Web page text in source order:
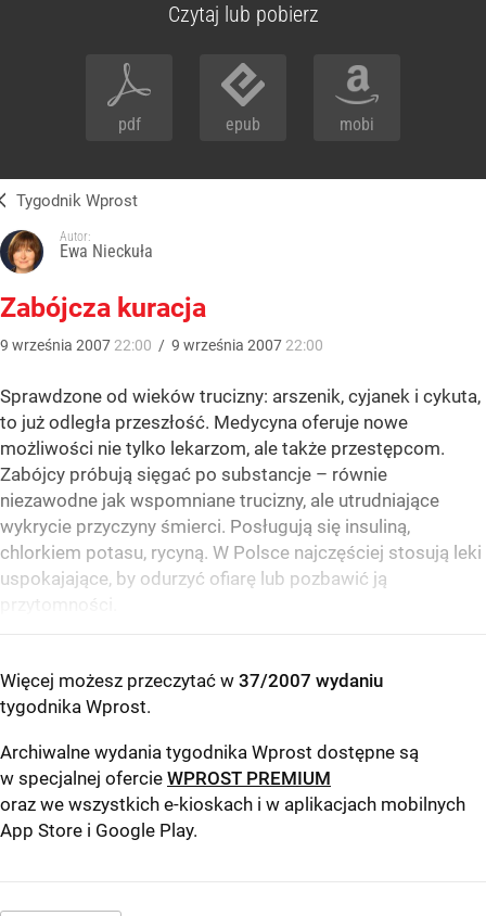
Czytaj lub pobierz
pdf epub mobi
Tygodnik Wprost
Autor:
Ewa Nieckuła
Zabójcza kuracja
9 września 2007 22:00 / 9 września 2007 22:00
Sprawdzone od wieków trucizny: arszenik, cyjanek i cykuta,
to już odległa przeszłość. Medycyna oferuje nowe
możliwości nie tylko lekarzom, ale także przestępcom.
Zabójcy próbują sięgać po substancje – równie
niezawodne jak wspomniane trucizny, ale utrudniające
wykrycie przyczyny śmierci. Posługują się insuliną,
chlorkiem potasu, rycyną. W Polsce najczęściej stosują leki
uspokajające, by odurzyć ofiarę lub pozbawić ją
przytomności.
Więcej możesz przeczytać w 37/2007 wydaniu
tygodnika Wprost.
Archiwalne wydania tygodnika Wprost dostępne są
w specjalnej ofercie WPROST PREMIUM
oraz we wszystkich e-kioskach i w aplikacjach mobilnych
App Store i Google Play.